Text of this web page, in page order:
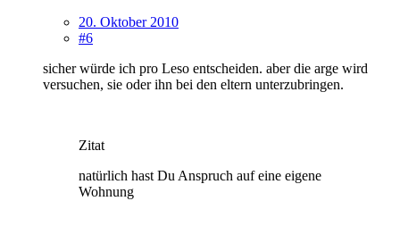
20. Oktober 2010
#6
sicher würde ich pro Leso entscheiden. aber die arge wird
versuchen, sie oder ihn bei den eltern unterzubringen.
Zitat
natürlich hast Du Anspruch auf eine eigene
Wohnung